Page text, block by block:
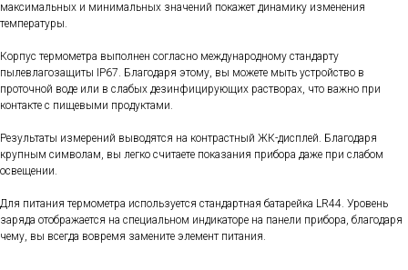
максимальных и минимальных значений покажет динамику изменения
температуры.
Корпус термометра выполнен согласно международному стандарту
пылевлагозащиты IP67. Благодаря этому, вы можете мыть устройство в
проточной воде или в слабых дезинфицирующих растворах, что важно при
контакте с пищевыми продуктами.
Результаты измерений выводятся на контрастный ЖК-дисплей. Благодаря
крупным символам, вы легко считаете показания прибора даже при слабом
освещении.
Для питания термометра используется стандартная батарейка LR44. Уровень
заряда отображается на специальном индикаторе на панели прибора, благодаря
чему, вы всегда вовремя замените элемент питания.